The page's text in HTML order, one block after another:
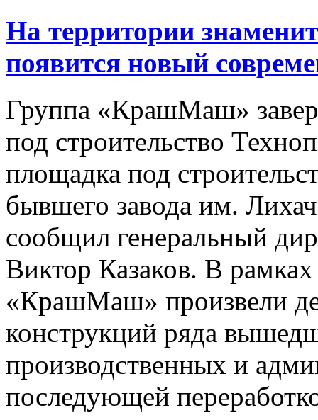
На территории
появится новый
Группа «КрашМаш»
под строительство
площадка под
бывшего завода им.
сообщил генеральный
Виктор Казаков. В
«КрашМаш» произвели
конструкций ряда
производственных и
последующей